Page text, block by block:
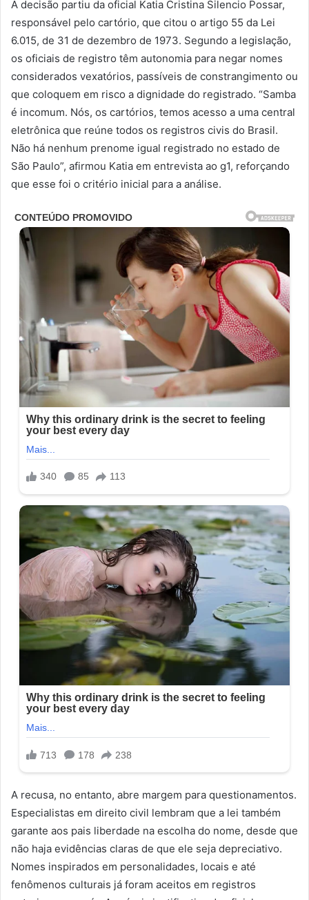
A decisão partiu da oficial Katia Cristina Silencio Possar,
responsável pelo cartório, que citou o artigo 55 da Lei
6.015, de 31 de dezembro de 1973. Segundo a legislação,
os oficiais de registro têm autonomia para negar nomes
considerados vexatórios, passíveis de constrangimento ou
que coloquem em risco a dignidade do registrado. “Samba
é incomum. Nós, os cartórios, temos acesso a uma central
eletrônica que reúne todos os registros civis do Brasil.
Não há nenhum prenome igual registrado no estado de
São Paulo”, afirmou Katia em entrevista ao g1, reforçando
que esse foi o critério inicial para a análise.
A recusa, no entanto, abre margem para questionamentos.
Especialistas em direito civil lembram que a lei também
garante aos pais liberdade na escolha do nome, desde que
não haja evidências claras de que ele seja depreciativo.
Nomes inspirados em personalidades, locais e até
fenômenos culturais já foram aceitos em registros